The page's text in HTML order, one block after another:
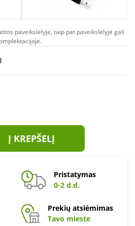
paveikslėlyje, taip pat paveikslėlyje gali
Į KREPŠELĮ
Pristatymas
0-2 d.d.
Prekių atsiėmimas
Tavo mieste